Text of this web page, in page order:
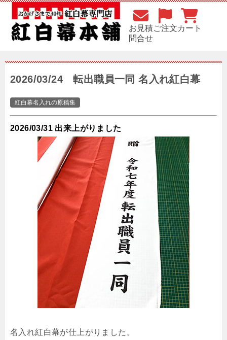
お見積
問合せ
ご注文カート
2026/03/24 転出職員一同 名入れ紅白幕
紅白幕名入れの原稿集
2026/03/31 出来上がりました
名入れ紅白幕が仕上がりました。